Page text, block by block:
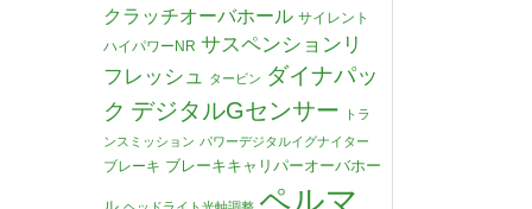
クラッチオーバホール サイレント
ハイパワーNR サスペンションリ
フレッシュ
タービン ダイナパッ
ク デジタルGセンサー
トラ
ンスミッション パワーデジタルイグナイター
ブレーキ ブレーキキャリパーオーバホー
ペルマ